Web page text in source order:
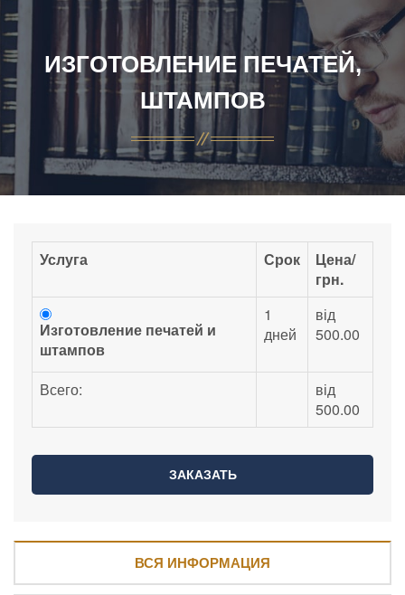
ИЗГОТОВЛЕНИЕ ПЕЧАТЕЙ,
ШТАМПОВ
Услуга Срок
Цена/
грн.
Изготовление печатей и
штампов
1
дней
від
500.00
Всего:
від
500.00
ВСЯ ИНФОРМАЦИЯ